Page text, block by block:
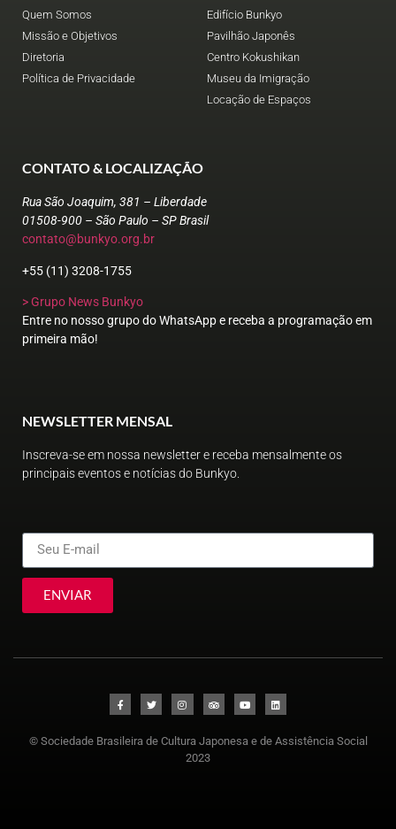
Quem Somos
Missão e Objetivos
Diretoria
Política de Privacidade
Edifício Bunkyo
Pavilhão Japonês
Centro Kokushikan
Museu da Imigração
Locação de Espaços
CONTATO & LOCALIZAÇÃO
Rua São Joaquim, 381 – Liberdade
01508-900 – São Paulo – SP Brasil
contato@bunkyo.org.br
+55 (11) 3208-1755
> Grupo News Bunkyo
Entre no nosso grupo do WhatsApp e receba a programação em
primeira mão!
NEWSLETTER MENSAL
Inscreva-se em nossa newsletter e receba mensalmente os
principais eventos e notícias do Bunkyo.
ENVIAR
© Sociedade Brasileira de Cultura Japonesa e de Assistência Social
2023